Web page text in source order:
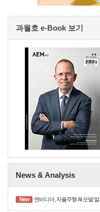
과월호 e-Book 보기
News & Analysis
New 엔비디아, 자율주행 AI 모델 ‘